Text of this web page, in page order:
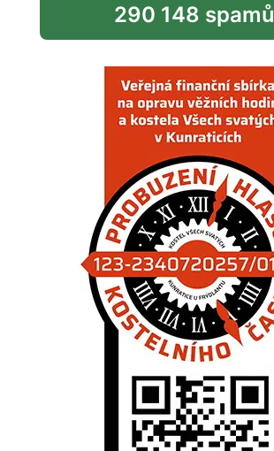
290 148 spamů